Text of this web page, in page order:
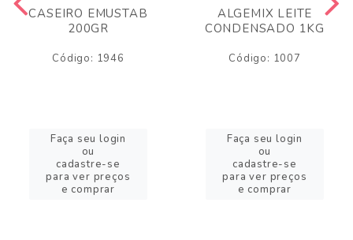
CASEIRO EMUSTAB
200GR
Código: 1946
Faça seu login
ou
cadastre-se
para ver preços
e comprar
ALGEMIX LEITE
CONDENSADO 1KG
Código: 1007
Faça seu login
ou
cadastre-se
para ver preços
e comprar